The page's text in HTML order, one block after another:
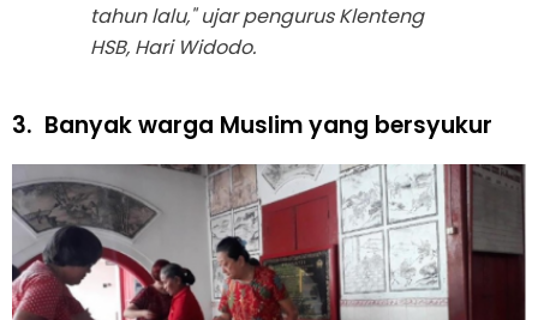
tahun lalu," ujar pengurus Klenteng
HSB, Hari Widodo.
3. Banyak warga Muslim yang bersyukur